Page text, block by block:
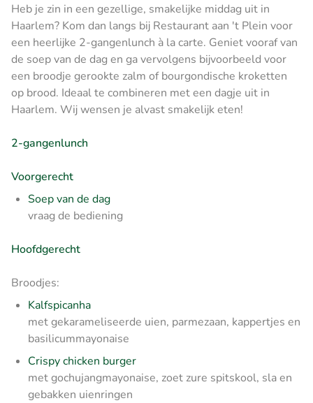
Heb je zin in een gezellige, smakelijke middag uit in
Haarlem? Kom dan langs bij Restaurant aan 't Plein voor
een heerlijke 2-gangenlunch à la carte. Geniet vooraf van
de soep van de dag en ga vervolgens bijvoorbeeld voor
een broodje gerookte zalm of bourgondische kroketten
op brood. Ideaal te combineren met een dagje uit in
Haarlem. Wij wensen je alvast smakelijk eten!
2-gangenlunch
Voorgerecht
Soep van de dag
vraag de bediening
Hoofdgerecht
Broodjes:
Kalfspicanha
met gekarameliseerde uien, parmezaan, kappertjes en
basilicummayonaise
Crispy chicken burger
met gochujangmayonaise, zoet zure spitskool, sla en
gebakken uienringen